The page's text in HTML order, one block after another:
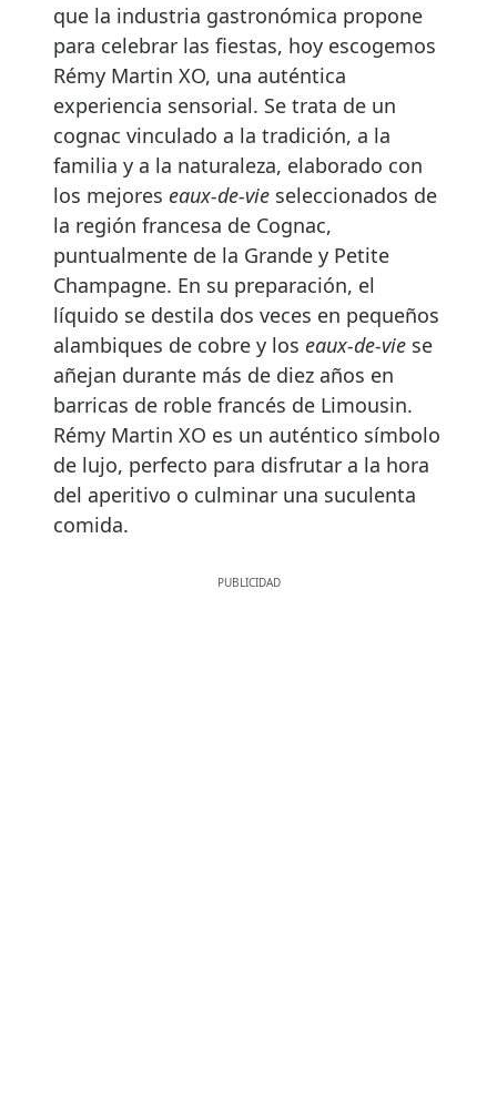
que la industria gastronómica propone
para celebrar las fiestas, hoy escogemos
Rémy Martin XO, una auténtica
experiencia sensorial. Se trata de un
cognac vinculado a la tradición, a la
familia y a la naturaleza, elaborado con
los mejores eaux-de-vie seleccionados de
la región francesa de Cognac,
puntualmente de la Grande y Petite
Champagne. En su preparación, el
líquido se destila dos veces en pequeños
alambiques de cobre y los eaux-de-vie se
añejan durante más de diez años en
barricas de roble francés de Limousin.
Rémy Martin XO es un auténtico símbolo
de lujo, perfecto para disfrutar a la hora
del aperitivo o culminar una suculenta
comida.